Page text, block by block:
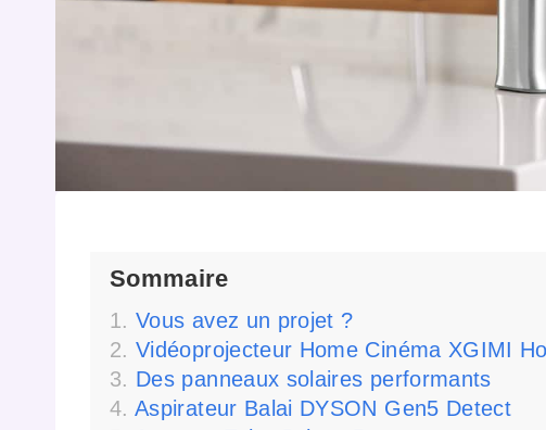
Sommaire
Vous avez un projet ?
Vidéoprojecteur Home Cinéma XGIMI
Des panneaux solaires performants
Aspirateur Balai DYSON Gen5 Detect